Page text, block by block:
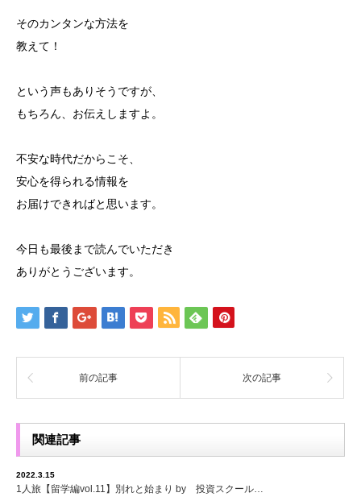
そのカンタンな方法を
教えて！
という声もありそうですが、
もちろん、お伝えしますよ。
不安な時代だからこそ、
安心を得られる情報を
お届けできればと思います。
今日も最後まで読んでいただき
ありがとうございます。
前の記事 次の記事
関連記事
2022.3.15
1人旅【留学編vol.11】別れと始まり by 投資スクール…